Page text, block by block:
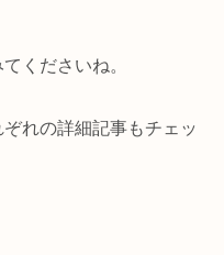
くださいね。
れの詳細記事もチェッ